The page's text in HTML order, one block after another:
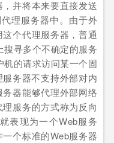
并将本来要直接发送
理服务器中。由于外
个代理服务器，普通
寻多个不确定的服务
的请求访问某一个固
务器不支持外部对内
器能够代理外部网络
服务的方式称为反向
表现为一个Web服务
个标准的Web服务器